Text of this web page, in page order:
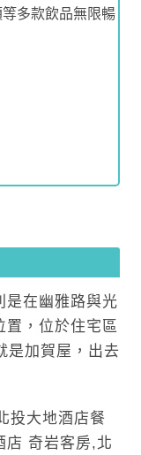
等多款飲品無限暢
是在幽雅路與光
置，位於住宅區
是加賀屋，出去